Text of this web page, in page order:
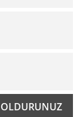
ve diğer
formunu